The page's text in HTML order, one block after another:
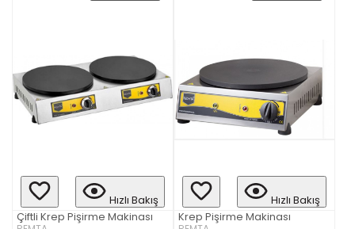
Hızlı Bakış
Çiftli Krep Pişirme Makinası
Hızlı Bakış
Krep Pişirme Makinası